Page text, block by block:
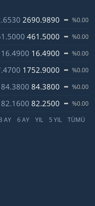
AY 6 AY YIL 5 YIL TÜMÜ
2690.9890 %0.00
461.5000 %0.00
16.4900 16.4900 %0.00
1752.9000 %0.00
84.3800 84.3800 %0.00
82.1600 82.2500 %0.00